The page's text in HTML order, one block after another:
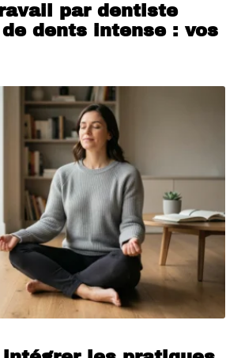
par dentiste
dents intense : vos